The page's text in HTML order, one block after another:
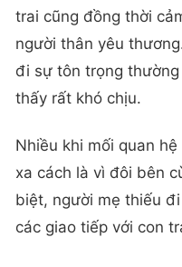
trai cũng đồng thời
người thân yêu
đi sự tôn trọng
thấy rất khó chịu.
Nhiều khi mối quan
xa cách là vì đôi bên
biệt, người mẹ thiếu
các giao tiếp với con